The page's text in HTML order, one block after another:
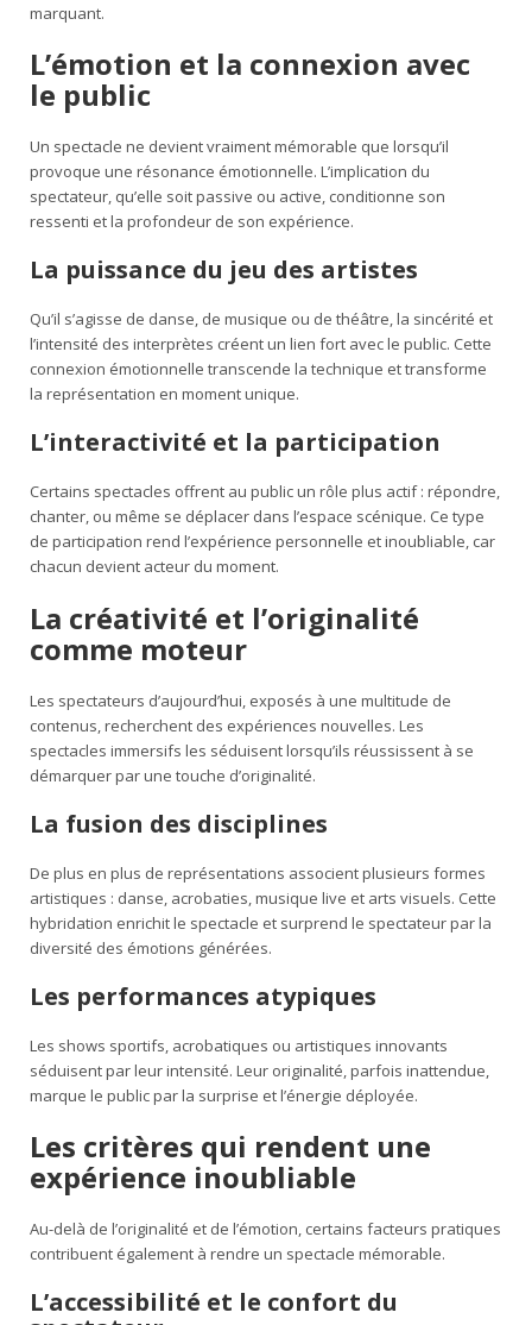
marquant.
L’émotion et la connexion avec
le public
Un spectacle ne devient vraiment mémorable que lorsqu’il
provoque une résonance émotionnelle. L’implication du
spectateur, qu’elle soit passive ou active, conditionne son
ressenti et la profondeur de son expérience.
La puissance du jeu des artistes
Qu’il s’agisse de danse, de musique ou de théâtre, la sincérité et
l’intensité des interprètes créent un lien fort avec le public. Cette
connexion émotionnelle transcende la technique et transforme
la représentation en moment unique.
L’interactivité et la participation
Certains spectacles offrent au public un rôle plus actif : répondre,
chanter, ou même se déplacer dans l’espace scénique. Ce type
de participation rend l’expérience personnelle et inoubliable, car
chacun devient acteur du moment.
La créativité et l’originalité
comme moteur
Les spectateurs d’aujourd’hui, exposés à une multitude de
contenus, recherchent des expériences nouvelles. Les
spectacles immersifs les séduisent lorsqu’ils réussissent à se
démarquer par une touche d’originalité.
La fusion des disciplines
De plus en plus de représentations associent plusieurs formes
artistiques : danse, acrobaties, musique live et arts visuels. Cette
hybridation enrichit le spectacle et surprend le spectateur par la
diversité des émotions générées.
Les performances atypiques
Les shows sportifs, acrobatiques ou artistiques innovants
séduisent par leur intensité. Leur originalité, parfois inattendue,
marque le public par la surprise et l’énergie déployée.
Les critères qui rendent une
expérience inoubliable
Au-delà de l’originalité et de l’émotion, certains facteurs pratiques
contribuent également à rendre un spectacle mémorable.
L’accessibilité et le confort du